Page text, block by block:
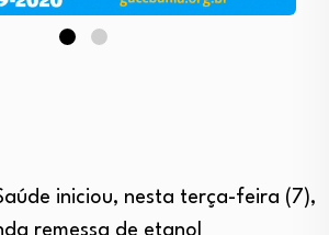
iniciou, nesta terça-feira (7),
remessa de etanol